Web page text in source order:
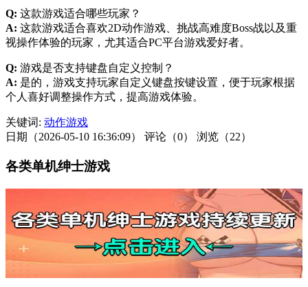
Q: 这款游戏适合哪些玩家？
A: 这款游戏适合喜欢2D动作游戏、挑战高难度Boss战以及重
视操作体验的玩家，尤其适合PC平台游戏爱好者。
Q: 游戏是否支持键盘自定义控制？
A: 是的，游戏支持玩家自定义键盘按键设置，便于玩家根据
个人喜好调整操作方式，提高游戏体验。
关键词: 动作游戏
日期（2026-05-10 16:36:09）
评论（0） 浏览（22）
各类单机绅士游戏